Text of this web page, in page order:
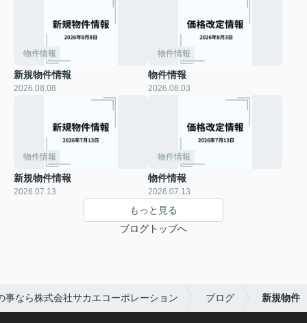
物件情報
新規物件情報
2026.08.08
物件情報
物件情報
2026.08.03
物件情報
新規物件情報
2026.07.13
物件情報
物件情報
2026.07.13
もっと見る
ブログトップへ
事なら株式会社サカエコーポレーション ブログ 新規物件